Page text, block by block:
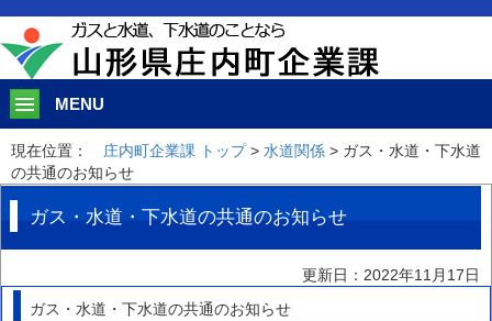
MENU
現在位置： 庄内町企業課 トップ> 水道関係 > ガス・水道・下水道
の共通のお知らせ
ガス・水道・下水道の共通のお知らせ
更新日：2022年11月17日
ガス・水道・下水道の共通のお知らせ